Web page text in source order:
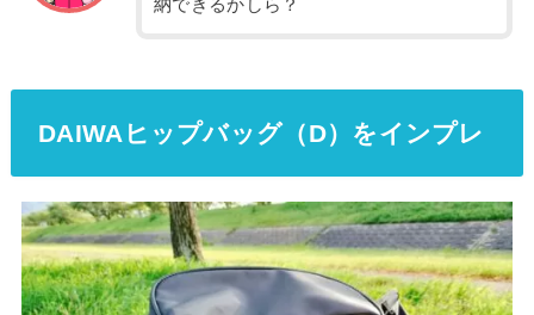
DAIWAヒップバッグ（D）をインプレ